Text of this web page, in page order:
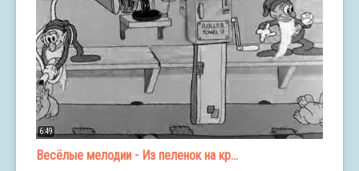
6:49
Весёлые мелодии - Из пеленок на кр...